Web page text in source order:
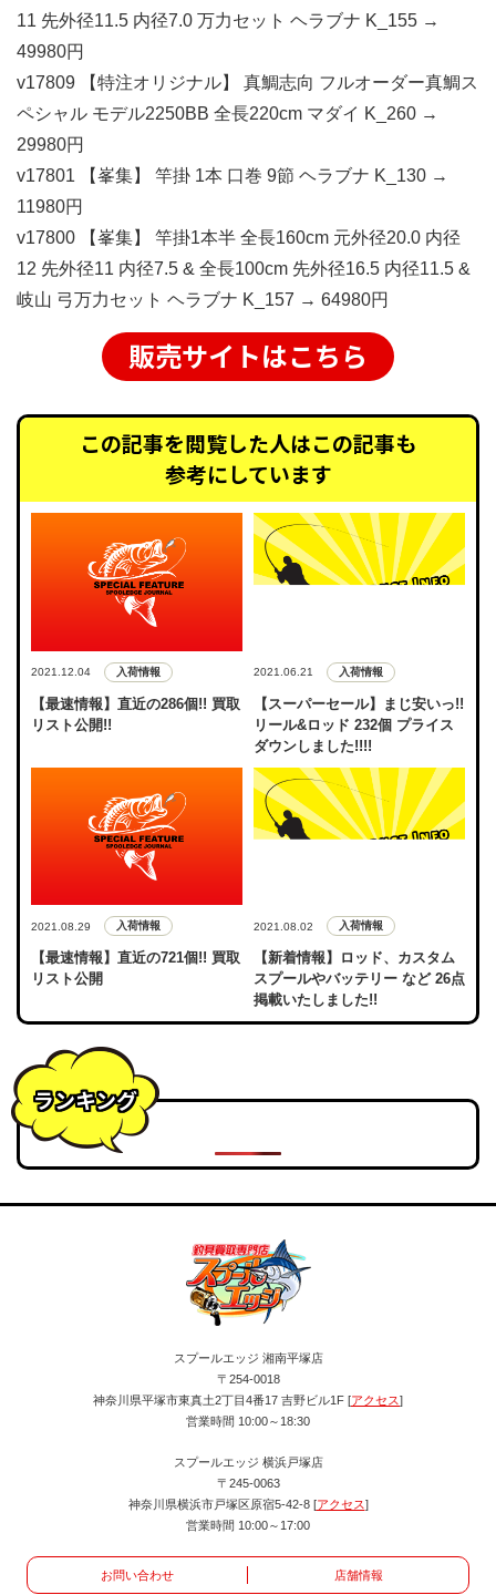
11 先外径11.5 内径7.0 万力セット ヘラブナ K_155 →
49980円
v17809 【特注オリジナル】 真鯛志向 フルオーダー真鯛ス
ペシャル モデル2250BB 全長220cm マダイ K_260 →
29980円
v17801 【峯集】 竿掛 1本 口巻 9節 ヘラブナ K_130 →
11980円
v17800 【峯集】 竿掛1本半 全長160cm 元外径20.0 内径
12 先外径11 内径7.5 & 全長100cm 先外径16.5 内径11.5 &
岐山 弓万力セット ヘラブナ K_157 → 64980円
販売サイトはこちら
この記事を閲覧した人はこの記事も
参考にしています
2021.12.04 入荷情報
【最速情報】直近の286個!! 買取
リスト公開!!
2021.06.21 入荷情報
【スーパーセール】まじ安いっ!!
リール&ロッド 232個 プライス
ダウンしました!!!!
2021.08.29 入荷情報
【最速情報】直近の721個!! 買取
リスト公開
2021.08.02 入荷情報
【新着情報】ロッド、カスタム
スプールやバッテリー など 26点
掲載いたしました!!
ランキング
スプールエッジ 湘南平塚店
〒254-0018
神奈川県平塚市東真土2丁目4番17 吉野ビル1F [アクセス]
営業時間 10:00～18:30
スプールエッジ 横浜戸塚店
〒245-0063
神奈川県横浜市戸塚区原宿5-42-8 [アクセス]
営業時間 10:00～17:00
お問い合わせ 店舗情報